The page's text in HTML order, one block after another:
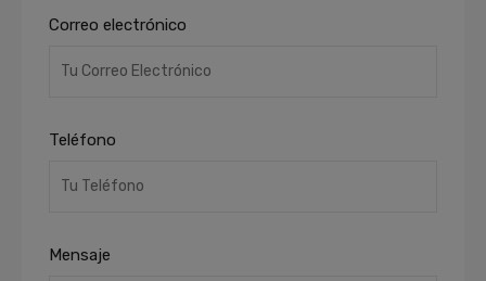
Correo electrónico
Teléfono
Mensaje